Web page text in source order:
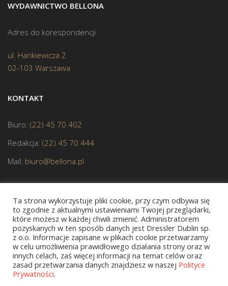
WYDAWNICTWO BELLONA
Adres do korespondencji
ul. Hankiewicza 2
02-103 Warszawa
KONTAKT
Biuro: (22) 45 70 402
Redakcja: (22) 45 70 444
Mail: biuro@bellona.pl
JESTEŚMY CZŁONKIEM POLSKIEJ IZBY KSIĄŻKI
Ta strona wykorzystuje pliki cookie, przy czym odbywa się
to zgodnie z aktualnymi ustawieniami Twojej przeglądarki,
które możesz w każdej chwili zmienić. Administratorem
pozyskanych w ten sposób danych jest Dressler Dublin sp.
z o.o. Informacje zapisane w plikach cookie przetwarzamy
w celu umożliwienia prawidłowego działania strony oraz w
innych celach, zaś więcej informacji na temat celów oraz
zasad przetwarzania danych znajdziesz w naszej Polityce
Prywatności.